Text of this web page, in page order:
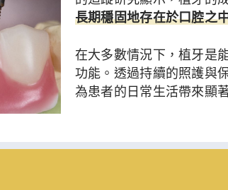
長期穩固地存在於口腔之
在大多數情況下，植牙是
功能。透過持續的照護與
為患者的日常生活帶來顯